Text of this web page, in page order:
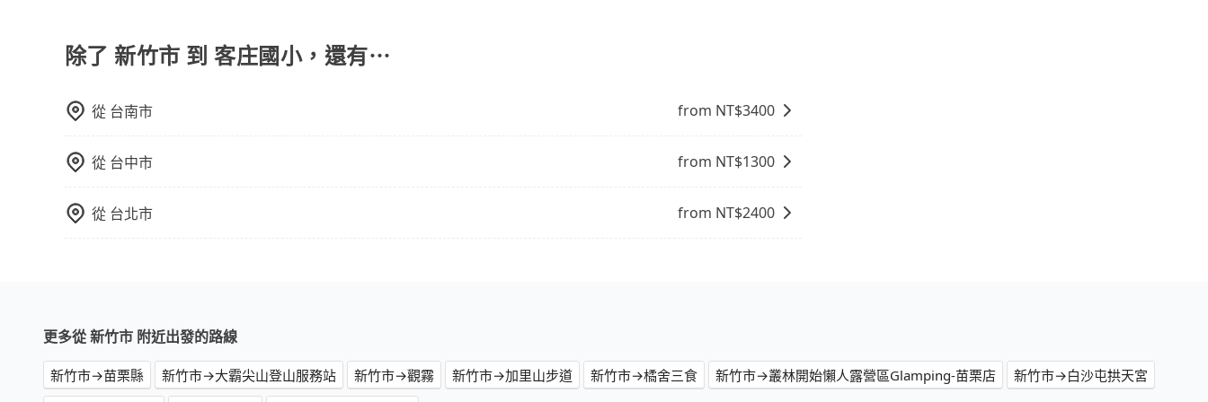
點間來回穿梭的客戶，例如市區觀光、商務差旅等。 點到點包車：點到點包車是按照里程和目的地來計費，客戶
可以預先告知出發地點A到目的地B，會根據路線和里程來計算費用。這種服務通常適用於單程或從一個城市到另
除了 新竹市 到 客庄國小，還有⋯
從 台南市 from NT$3400
從 台中市 from NT$1300
從 台北市 from NT$2400
更多從 新竹市 附近出發的路線
新竹市→苗栗縣 新竹市→大霸尖山登山服務站 新竹市→觀霧 新竹市→加里山步道 新竹市→橘舍三食 新竹市→叢林開始懶人露營區Glamping-苗栗店
新竹市→白沙屯拱天宮